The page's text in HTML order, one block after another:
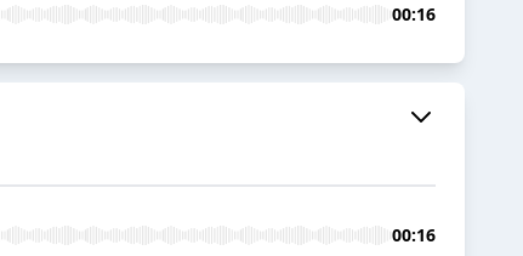
00:16
00:16